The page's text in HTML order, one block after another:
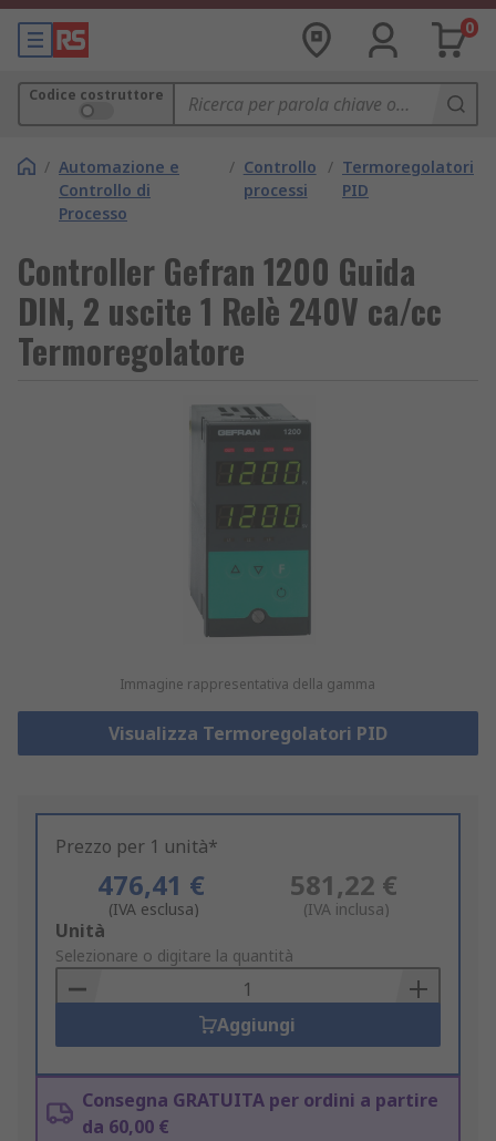
0
Codice costruttore
/ Automazione e
Controllo di
Processo
/ Controllo
processi
/ Termoregolatori
PID
Controller Gefran 1200 Guida
DIN, 2 uscite 1 Relè 240V ca/cc
Termoregolatore
Immagine rappresentativa della gamma
Visualizza Termoregolatori PID
Prezzo per 1 unità*
476,41 €
(IVA esclusa)
581,22 €
(IVA inclusa)
Add
to
Basket
Unità
Selezionare o digitare la quantità
Aggiungi
Consegna GRATUITA per ordini a partire
da 60,00 €